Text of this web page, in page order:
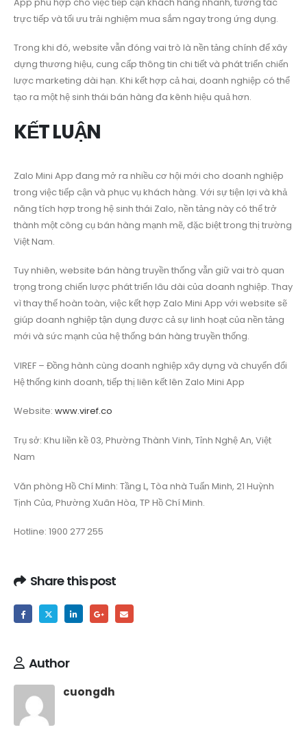
trực tiếp và tối ưu trải nghiệm mua sắm ngay trong ứng dụng.
Trong khi đó, website vẫn đóng vai trò là nền tảng chính để xây
dựng thương hiệu, cung cấp thông tin chi tiết và phát triển chiến
lược marketing dài hạn. Khi kết hợp cả hai, doanh nghiệp có thể
tạo ra một hệ sinh thái bán hàng đa kênh hiệu quả hơn.
KẾT LUẬN
Zalo Mini App đang mở ra nhiều cơ hội mới cho doanh nghiệp
trong việc tiếp cận và phục vụ khách hàng. Với sự tiện lợi và khả
năng tích hợp trong hệ sinh thái Zalo, nền tảng này có thể trở
thành một công cụ bán hàng mạnh mẽ, đặc biệt trong thị trường
Việt Nam.
Tuy nhiên, website bán hàng truyền thống vẫn giữ vai trò quan
trọng trong chiến lược phát triển lâu dài của doanh nghiệp. Thay
vì thay thế hoàn toàn, việc kết hợp Zalo Mini App với website sẽ
giúp doanh nghiệp tận dụng được cả sự linh hoạt của nền tảng
mới và sức mạnh của hệ thống bán hàng truyền thống.
VIREF – Đồng hành cùng doanh nghiệp xây dựng và chuyển đổi
Hệ thống kinh doanh, tiếp thị liên kết lên Zalo Mini App
Website: www.viref.co
Trụ sở: Khu liền kề 03, Phường Thành Vinh, Tỉnh Nghệ An, Việt
Nam
Văn phòng Hồ Chí Minh: Tầng L, Tòa nhà Tuấn Minh, 21 Huỳnh
Tịnh Của, Phường Xuân Hòa, TP Hồ Chí Minh.
Hotline: 1900 277 255
Share this post
Author
cuongdh